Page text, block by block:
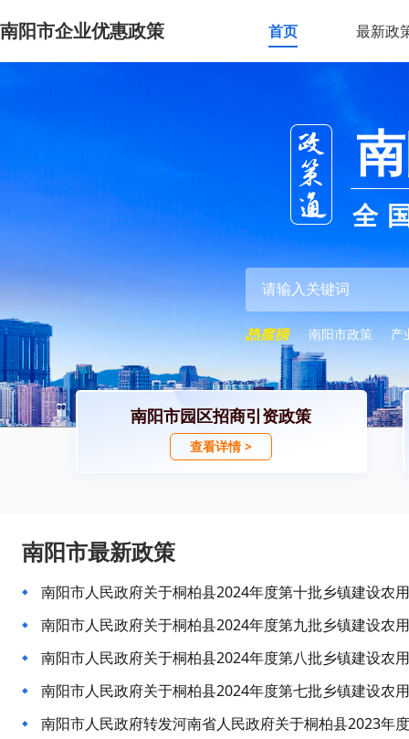
南阳市企业优惠政策 首页 最新政
全
南阳市政策 产
南阳市园区招商引资政策
查看详情 >
南阳市最新政策
南阳市人民政府关于桐柏县2024年度第十批乡镇建设农
南阳市人民政府关于桐柏县2024年度第九批乡镇建设农
南阳市人民政府关于桐柏县2024年度第八批乡镇建设农
南阳市人民政府关于桐柏县2024年度第七批乡镇建设农